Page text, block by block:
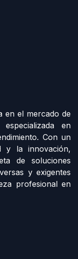
en el mercado de
en
Con un
y la innovación,
de soluciones
y exigentes
profesional en